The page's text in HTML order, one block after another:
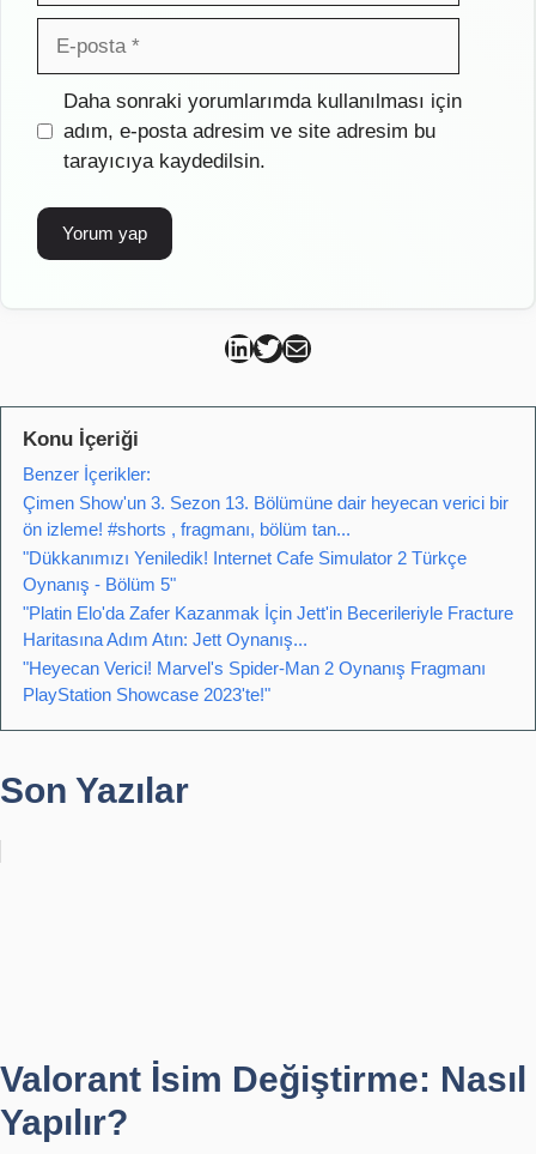
posta
İnternet
sitesi
Daha sonraki yorumlarımda kullanılması için
adım, e-posta adresim ve site adresim bu
tarayıcıya kaydedilsin.
Can Kütahya Linkedin
Can Kütahya Twitter
Can Kütahya Mail
Konu İçeriği
Benzer İçerikler:
Çimen Show'un 3. Sezon 13. Bölümüne dair heyecan verici bir
ön izleme! #shorts , fragmanı, bölüm tan...
"Dükkanımızı Yeniledik! Internet Cafe Simulator 2 Türkçe
Oynanış - Bölüm 5"
"Platin Elo'da Zafer Kazanmak İçin Jett'in Becerileriyle Fracture
Haritasına Adım Atın: Jett Oynanış...
"Heyecan Verici! Marvel's Spider-Man 2 Oynanış Fragmanı
PlayStation Showcase 2023'te!"
Son Yazılar
Valorant İsim Değiştirme: Nasıl
Yapılır?